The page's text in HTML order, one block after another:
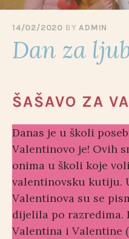
14/02/2020 BYADMIN
Dan za
ŠAŠAVO ZA
Danas je u školi
Valentinovo je! Ovih
onima u školi koje
valentinovsku kutiju.
Valentinova su se
dijelila po razredima.
Valentina i Valentine